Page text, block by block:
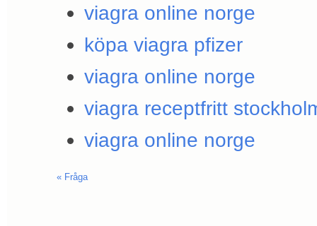
viagra online norge
köpa viagra pfizer
viagra online norge
viagra receptfritt
viagra online norge
« Fråga